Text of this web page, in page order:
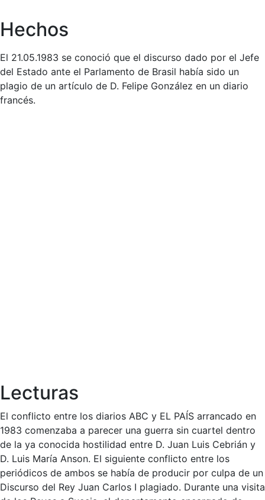
Hechos
El 21.05.1983 se conoció que el discurso dado por el Jefe
del Estado ante el Parlamento de Brasil había sido un
plagio de un artículo de D. Felipe González en un diario
francés.
Lecturas
El conflicto entre los diarios ABC y EL PAÍS arrancado en
1983 comenzaba a parecer una guerra sin cuartel dentro
de la ya conocida hostilidad entre D. Juan Luis Cebrián y
D. Luis María Anson. El siguiente conflicto entre los
periódicos de ambos se había de producir por culpa de un
Discurso del Rey Juan Carlos I plagiado. Durante una visita